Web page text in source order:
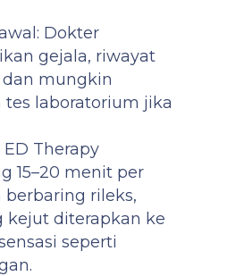
Dokter
gejala, riwayat
dan mungkin
laboratorium jika
Therapy
15–20 menit per
berbaring rileks,
kejut diterapkan ke
seperti